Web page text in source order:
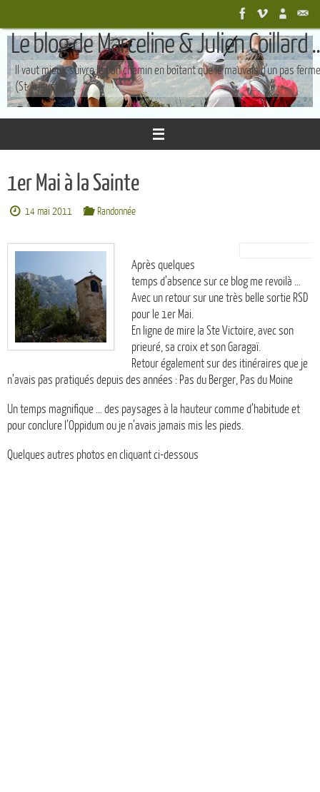
contenu
Le blog de Marceline & Julien Coillard
Il vaut mieux suivre le bon chemin en boîtant que le mauvais d'un pas ferme
(St Augustin)
1er Mai à la Sainte
14 mai 2011 Randonnée
Après quelques
temps d’absence sur ce blog me revoilà …
Avec un retour sur une très belle sortie RSD
pour le 1er Mai.
En ligne de mire la Ste Victoire, avec son
prieuré, sa croix et son Garagaï.
Retour également sur des itinéraires que je
n’avais pas pratiqués depuis des années : Pas du Berger, Pas du Moine
Un temps magnifique … des paysages à la hauteur comme d’habitude et
pour conclure l’Oppidum ou je n’avais jamais mis les pieds.
Quelques autres photos en cliquant ci-dessous